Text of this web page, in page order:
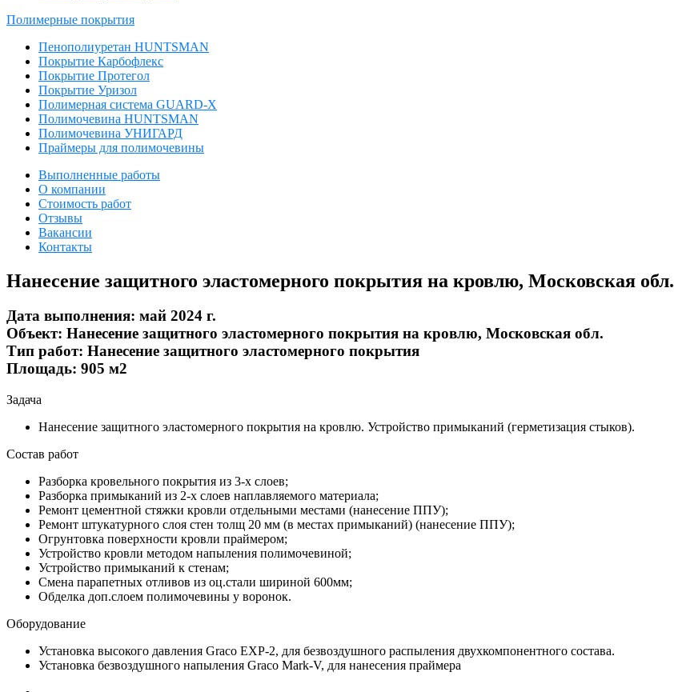
Полимерные покрытия
Пенополиуретан HUNTSMAN
Покрытие Карбофлекс
Покрытие Протегол
Покрытие Уризол
Полимерная система GUARD-X
Полимочевина HUNTSMAN
Полимочевина УНИГАРД
Праймеры для полимочевины
Выполненные работы
О компании
Стоимость работ
Отзывы
Вакансии
Контакты
Нанесение защитного эластомерного покрытия на кровлю, Московская обл.
Дата выполнения: май 2024 г.
Объект: Нанесение защитного эластомерного покрытия на кровлю, Московская обл.
Тип работ: Нанесение защитного эластомерного покрытия
Площадь: 905 м2
Задача
Нанесение защитного эластомерного покрытия на кровлю. Устройство примыканий (герметизация стыков).
Состав работ
Разборка кровельного покрытия из 3-х слоев;
Разборка примыканий из 2-х слоев наплавляемого материала;
Ремонт цементной стяжки кровли отдельными местами (нанесение ППУ);
Ремонт штукатурного слоя стен толщ 20 мм (в местах примыканий) (нанесение ППУ);
Огрунтовка поверхности кровли праймером;
Устройство кровли методом напыления полимочевиной;
Устройство примыканий к стенам;
Смена парапетных отливов из оц.стали шириной 600мм;
Обделка доп.слоем полимочевины у воронок.
Оборудование
Установка высокого давления Graco EXP-2, для безвоздушного распыления двухкомпонентного состава.
Установка безвоздушного напыления Graco Mark-V, для нанесения праймера